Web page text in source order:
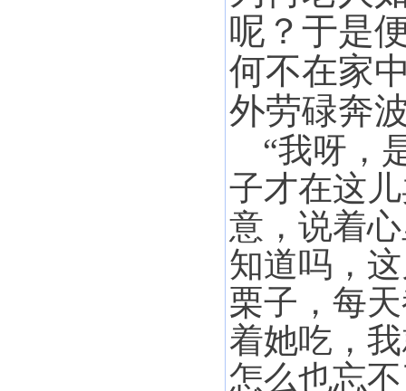
呢？于是
何不在家
外劳碌奔
“我呀，
子才在这
意，说着
知道吗，
栗子，每
着她吃，
怎么也忘